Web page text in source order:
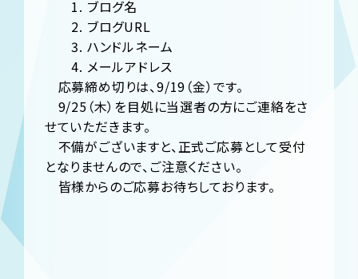
1. ブログ名
2. ブログURL
3. ハンドルネーム
4. メールアドレス
応募締め切りは、9/19（金）です。
9/25（木）を目処に当選者の方にご連絡をさ
せていただきます。
不備がございますと、正式ご応募として受付
となりませんので、ご注意ください。
皆様からのご応募お待ちしております。